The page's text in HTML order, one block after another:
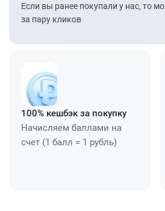
Если вы ранее покупали у нас, то
за пару кликов
100% кешбэк за покупку
Начисляем баллами на
счет (1 балл = 1 рубль)